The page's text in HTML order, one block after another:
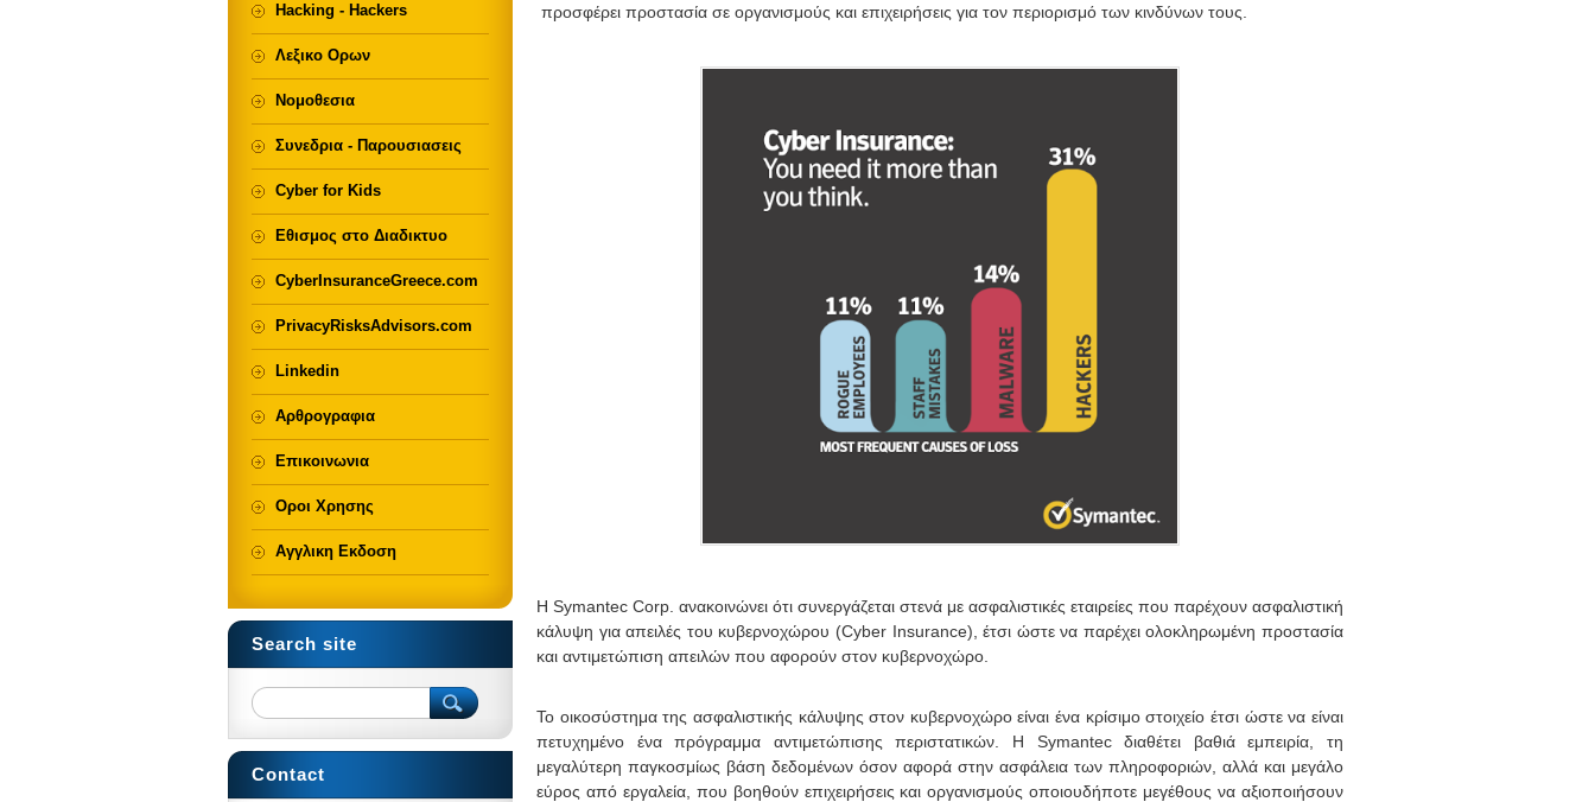
προσφέρει προστασία σε οργανισμούς και επιχειρήσεις για τον περιορισμό των κινδύνων τους.
H Symantec Corp. ανακοινώνει ότι συνεργάζεται στενά με ασφαλιστικές εταιρείες που παρέχουν ασφαλιστική
κάλυψη για απειλές του κυβερνοχώρου (Cyber Insurance), έτσι ώστε να παρέχει ολοκληρωμένη προστασία
και αντιμετώπιση απειλών που αφορούν στον κυβερνοχώρο.
Το οικοσύστημα της ασφαλιστικής κάλυψης στον κυβερνοχώρο είναι ένα κρίσιμο στοιχείο έτσι ώστε να είναι
πετυχημένο ένα πρόγραμμα αντιμετώπισης περιστατικών. Η Symantec διαθέτει βαθιά εμπειρία, τη
μεγαλύτερη παγκοσμίως βάση δεδομένων όσον αφορά στην ασφάλεια των πληροφοριών, αλλά και μεγάλο
εύρος από εργαλεία, που βοηθούν επιχειρήσεις και οργανισμούς οποιουδήποτε μεγέθους να αξιοποιήσουν
Hacking - Hackers
Λεξικο Ορων
Νομοθεσια
Συνεδρια - Παρουσιασεις
Cyber for Kids
Εθισμος στο Διαδικτυο
CyberInsuranceGreece.com
PrivacyRisksAdvisors.com
Linkedin
Αρθρογραφια
Επικοινωνια
Οροι Χρησης
Αγγλικη Εκδοση
Search site
Contact